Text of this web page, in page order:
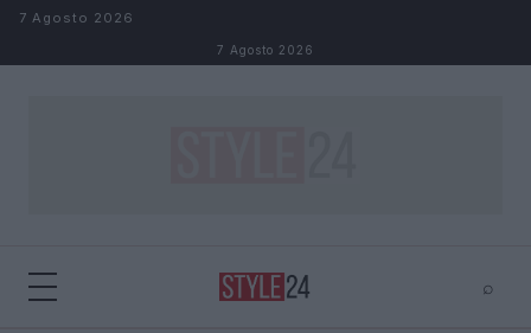
Salta al contenuto
7 Agosto 2026
7 Agosto 2026
⌕